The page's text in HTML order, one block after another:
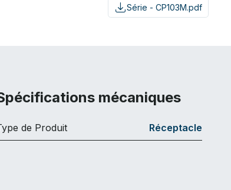
Série - CP103M.pdf
mécaniques
de Produit Réceptacle